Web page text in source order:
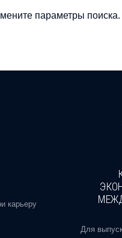
параметры поиска.
карьеру
Для